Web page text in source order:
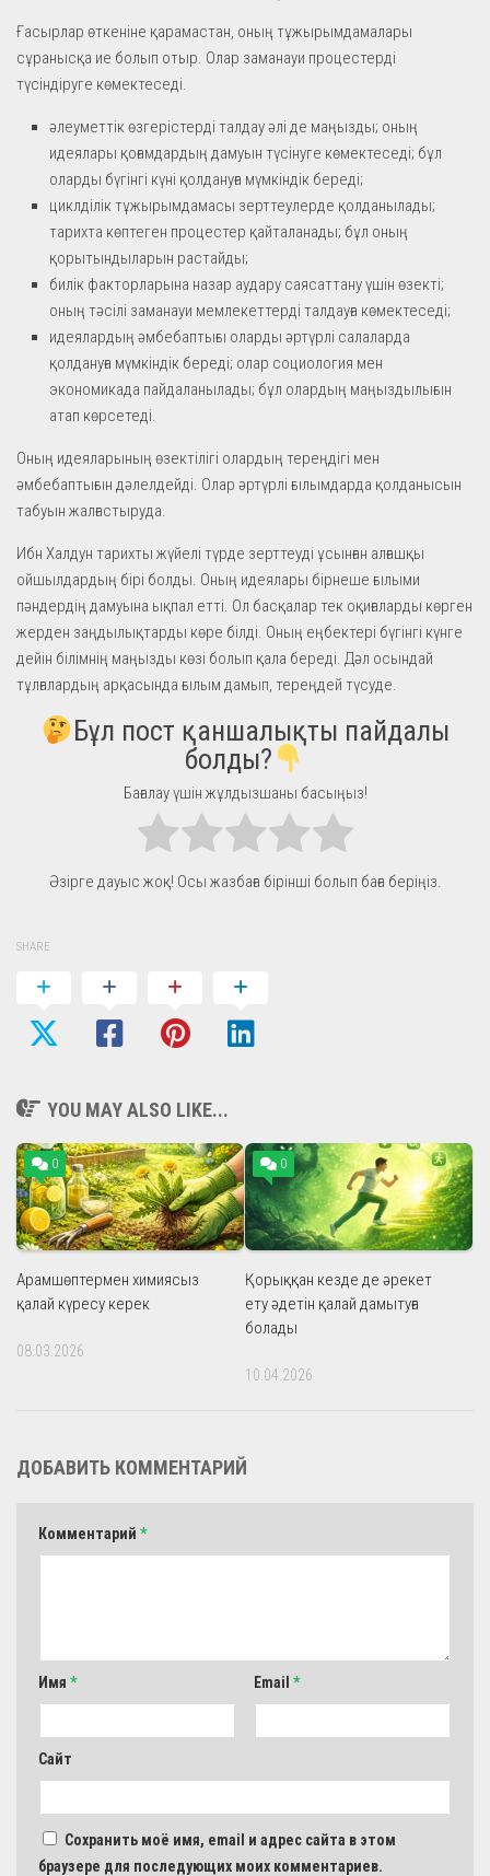
Ғасырлар өткеніне қарамастан, оның тұжырымдамалары
сұранысқа ие болып отыр. Олар заманауи процестерді
түсіндіруге көмектеседі.
әлеуметтік өзгерістерді талдау әлі де маңызды; оның
идеялары қоғамдардың дамуын түсінуге көмектеседі; бұл
оларды бүгінгі күні қолдануға мүмкіндік береді;
циклділік тұжырымдамасы зерттеулерде қолданылады;
тарихта көптеген процестер қайталанады; бұл оның
қорытындыларын растайды;
билік факторларына назар аудару саясаттану үшін өзекті;
оның тәсілі заманауи мемлекеттерді талдауға көмектеседі;
идеялардың әмбебаптығы оларды әртүрлі салаларда
қолдануға мүмкіндік береді; олар социология мен
экономикада пайдаланылады; бұл олардың маңыздылығын
атап көрсетеді.
Оның идеяларының өзектілігі олардың тереңдігі мен
әмбебаптығын дәлелдейді. Олар әртүрлі ғылымдарда қолданысын
табуын жалғастыруда.
Ибн Халдун тарихты жүйелі түрде зерттеуді ұсынған алғашқы
ойшылдардың бірі болды. Оның идеялары бірнеше ғылыми
пәндердің дамуына ықпал етті. Ол басқалар тек оқиғаларды көрген
жерден заңдылықтарды көре білді. Оның еңбектері бүгінгі күнге
дейін білімнің маңызды көзі болып қала береді. Дәл осындай
тұлғалардың арқасында ғылым дамып, тереңдей түсуде.
Бұл пост қаншалықты пайдалы
болды?
Бағалау үшін жұлдызшаны басыңыз!
Әзірге дауыс жоқ! Осы жазбаға бірінші болып баға беріңіз.
SHARE
YOU MAY ALSO LIKE...
0
Арамшөптермен химиясыз
қалай күресу керек
08.03.2026
0
Қорыққан кезде де әрекет
ету әдетін қалай дамытуға
болады
10.04.2026
ДОБАВИТЬ КОММЕНТАРИЙ
Комментарий *
Имя * Email *
Сайт
Сохранить моё имя, email и адрес сайта в этом
браузере для последующих моих комментариев.